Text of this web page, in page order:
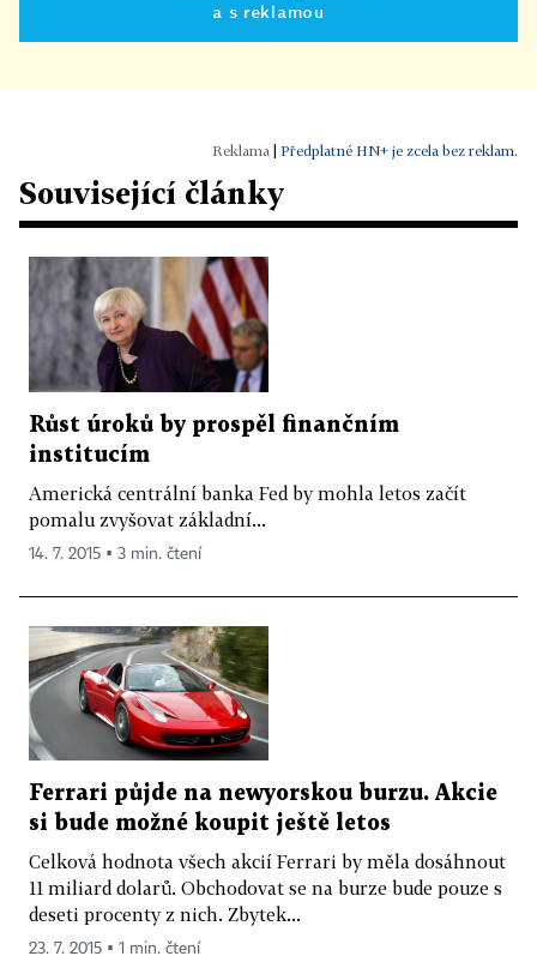
a s reklamou
Předplatné HN+ je zcela bez reklam.
Související články
Růst úroků by prospěl finančním
institucím
Americká centrální banka Fed by mohla letos začít
pomalu zvyšovat základní...
14. 7. 2015 ▪ 3 min. čtení
Ferrari půjde na newyorskou burzu. Akcie
si bude možné koupit ještě letos
Celková hodnota všech akcií Ferrari by měla dosáhnout
11 miliard dolarů. Obchodovat se na burze bude pouze s
deseti procenty z nich. Zbytek...
23. 7. 2015 ▪ 1 min. čtení